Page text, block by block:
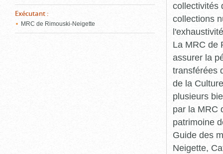
Exécutant :
MRC de Rimouski-Neigette
collectivités
collections
La MRC de
assurer la
transférées
de la
plusieurs
par la MRC
patrimoine
Guide des
Neigette,